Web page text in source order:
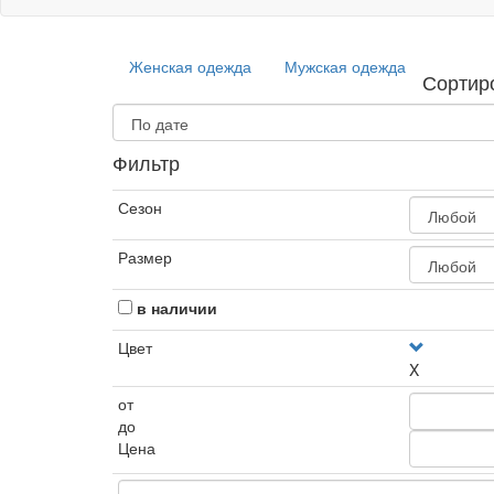
Женская одежда Мужская одежда
Фильтр
Сезон
Размер
в наличии
Цвет
X
от
до
Цена